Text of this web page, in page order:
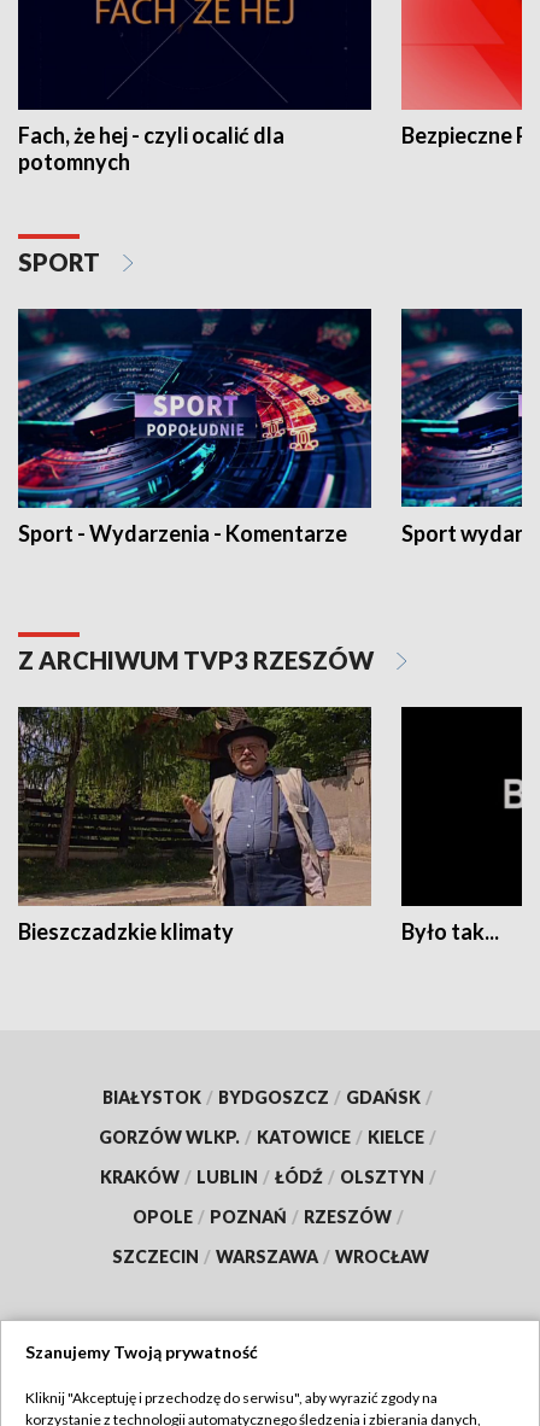
Fach, że hej - czyli ocalić dla
potomnych
Bezpieczne
SPORT
Sport - Wydarzenia - Komentarze Sport
Z ARCHIWUM TVP3 RZESZÓW
Bieszczadzkie klimaty Było tak...
BIAŁYSTOK / BYDGOSZCZ / GDAŃSK /
GORZÓW WLKP. / KATOWICE / KIELCE /
KRAKÓW / LUBLIN / ŁÓDŹ / OLSZTYN /
OPOLE / POZNAŃ / RZESZÓW /
SZCZECIN / WARSZAWA / WROCŁAW
Szanujemy Twoją prywatność
Kliknij "Akceptuję i przechodzę do serwisu", aby wyrazić zgody na
korzystanie z technologii automatycznego śledzenia i zbierania danych,